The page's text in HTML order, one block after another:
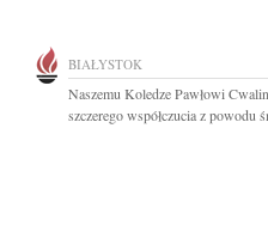
BIAŁYSTOK
Naszemu Koledze Pawłowi
szczerego współczucia z powodu